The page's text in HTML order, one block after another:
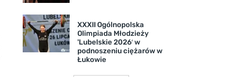
XXXII Ogólnopolska
Olimpiada Młodzieży
'Lubelskie 2026′ w
podnoszeniu ciężarów w
Łukowie